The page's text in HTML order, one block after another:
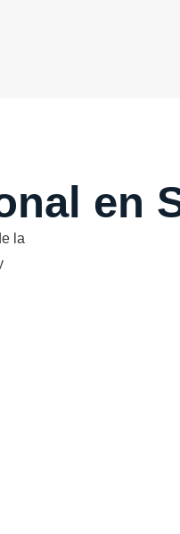
en
la